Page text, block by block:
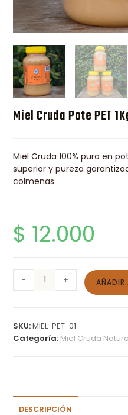
Miel Cruda Pote PET
Miel Cruda 100% pura en
superior y pureza
colmenas.
$ 12.000
- + AÑADIR
SKU:MIEL-PET-01
Categoría: Miel Cruda
DESCRIPCIÓN